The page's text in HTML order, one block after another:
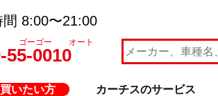
間 8:00〜21:00
ゴーゴー オート
55-0010
買いたい方 カーチスのサービス